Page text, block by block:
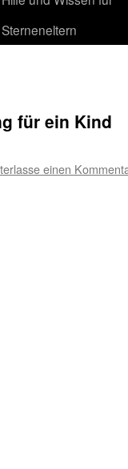
Sterneneltern
für ein Kind
einen